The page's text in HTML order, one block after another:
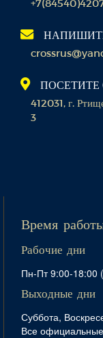
ПОСЕТИТЕ
412031, г.
3
Время
Рабочие дни
Пн-Пт 9:00-18:00
Выходные дни
Суббота,
Все